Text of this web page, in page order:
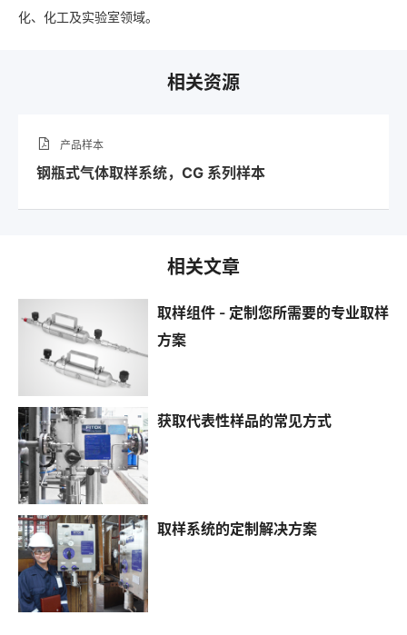
化、化工及实验室领域。
相关资源
产品样本
钢瓶式气体取样系统，CG 系列样本
相关文章
取样组件 - 定制您所需要的专业取样
方案
获取代表性样品的常见方式
取样系统的定制解决方案